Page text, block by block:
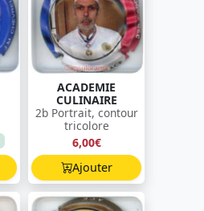
ACADEMIE
CULINAIRE
2b Portrait, contour
tricolore
6,00€
Ajouter